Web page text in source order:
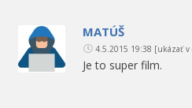
MATÚŠ
4.5.2015 19:38 [ukázať v
Je to super film.